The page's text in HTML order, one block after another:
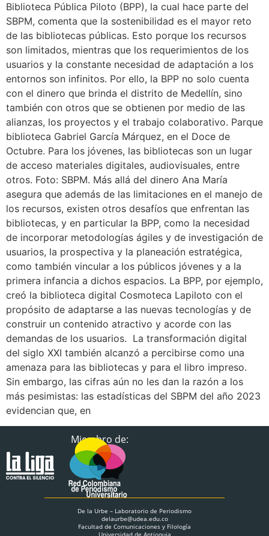
Biblioteca Pública Piloto (BPP), la cual hace parte del
SBPM, comenta que la sostenibilidad es el mayor reto
de las bibliotecas públicas. Esto porque los recursos
son limitados, mientras que los requerimientos de los
usuarios y la constante necesidad de adaptación a los
entornos son infinitos. Por ello, la BPP no solo cuenta
con el dinero que brinda el distrito de Medellín, sino
también con otros que se obtienen por medio de las
alianzas, los proyectos y el trabajo colaborativo. Parque
biblioteca Gabriel García Márquez, en el Doce de
Octubre. Para los jóvenes, las bibliotecas son un lugar
de acceso materiales digitales, audiovisuales, entre
otros. Foto: SBPM. Más allá del dinero Ana María
asegura que además de las limitaciones en el manejo de
los recursos, existen otros desafíos que enfrentan las
bibliotecas, y en particular la BPP, como la necesidad
de incorporar metodologías ágiles y de investigación de
usuarios, la prospectiva y la planeación estratégica,
como también vincular a los públicos jóvenes y a la
primera infancia a dichos espacios. La BPP, por ejemplo,
creó la biblioteca digital Cosmoteca Lapiloto con el
propósito de adaptarse a las nuevas tecnologías y de
construir un contenido atractivo y acorde con las
demandas de los usuarios. La transformación digital
del siglo XXI también alcanzó a percibirse como una
amenaza para las bibliotecas y para el libro impreso.
Sin embargo, las cifras aún no les dan la razón a los
más pesimistas: las estadísticas del SBPM del año 2023
evidencian que, en
Miembro de:
De la Urbe – Laboratorio de Periodismo
delaurbe@udea.edu.co
Facultad de Comunicaciones y Filología
Universidad de Antioquia